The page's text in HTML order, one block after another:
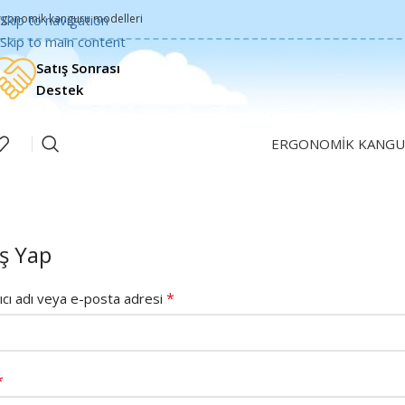
Skip to navigation
Skip to main content
kanguru modelleri
Satış Sonrası
Destek
ERGONOMIK
Yap
adı veya e-posta adresi *